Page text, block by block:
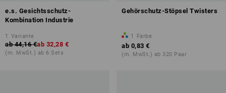
e.s. Gesichtsschutz-
Kombination Industrie
1 Variante
ab 44,16 €ab 32,28 €
(m. MwSt.) ab 6 Sets
Gehörschutz-Stöpsel Twisters
1 Farbe
ab 0,83 €
(m. MwSt.) ab 320 Paar